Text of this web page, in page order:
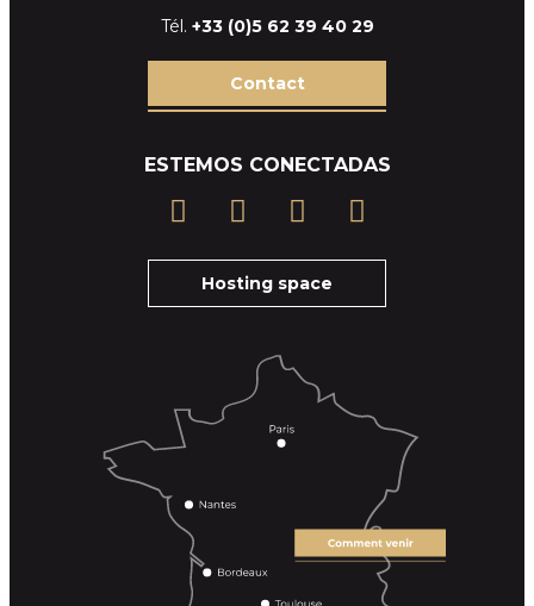
Tél. +33 (0)5 62 39 40 29
Contact
ESTEMOS CONECTADAS
Hosting space